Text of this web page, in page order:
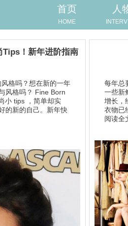
首页
HOME
人
！新年进阶指南
格吗？想在新的一年
风格吗？ Fine Born
小 tips ，简单却实
的新的自己。新年快
每年总
一些新
增长，
衣物已
阅读全